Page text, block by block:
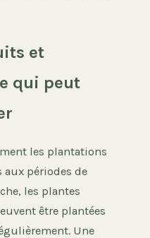
et
qui peut
les plantations
aux périodes de
les plantes
être plantées
Une